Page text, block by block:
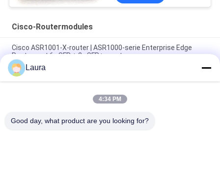
Cisco-Routermodules
Cisco ASR1001-X-router | ASR1000-serie Enterprise Edge
Router met 6x SFP + 2x SFP+ poorten
Cisco ASR1002-X Aggregation Services-router | 5 Gbps tot 36
Gbps schaalbare WAN-router voor ondernemingen
Nieuwe originele ASR asr1001-x het Netwerkrouter van 1000
Laura
4:34 PM
Good day, what product are you looking for?